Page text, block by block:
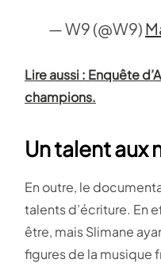
— W9 (@W9)
Lire aussi : Enquête
champions.
Un talent
En outre, le
talents d’écriture. En
être, mais Slimane
figures de la musique